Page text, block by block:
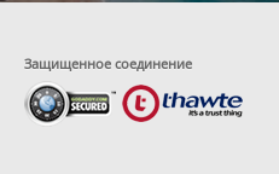
Защищенное соединение